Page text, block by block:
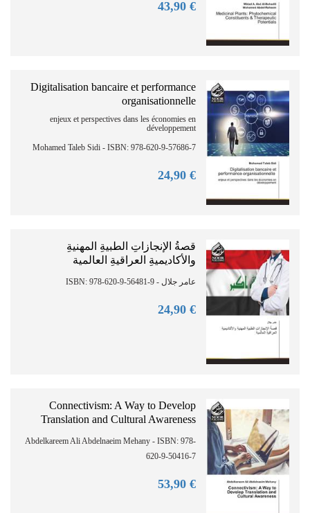
€ 43,
90
Digitalisation bancaire et performance
organisationnelle
enjeux et perspectives dans les économies en
développement
Mohamed Taleb Sidi - ISBN: 978-620-9-57686-7
€ 24,
90
قصةُ الإنجازاتِ الطبيةِ المهنيةِ
والأكاديميةِ العراقيةِ العالمية
عامر جلال - ISBN: 978-620-9-56481-9
€ 24,
90
Connectivism: A Way to Develop
Translation and Cultural Awareness
Abdelkareem Ali Abdelnaeim Mehany - ISBN: 978-
620-9-50416-7
€ 53,
90